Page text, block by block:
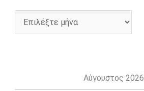
Αύγουστος 2026